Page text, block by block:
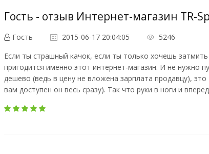
Гость - отзыв Интернет-магазин TR-
Гость 2015-06-17 20:04:05 5246
Если ты страшный качок, если ты только хочешь
пригодится именно этот интернет-магазин. И не нужно
дешево (ведь в цену не вложена зарплата продавцу),
вам доступен он весь сразу). Так что руки в ноги и